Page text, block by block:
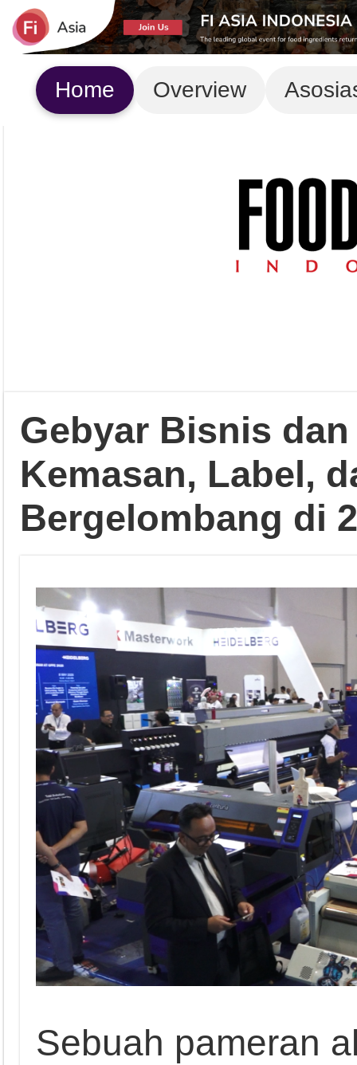
Home Overview
Gebyar Bisnis
Kemasan, Label,
Bergelombang di
Sebuah pameran